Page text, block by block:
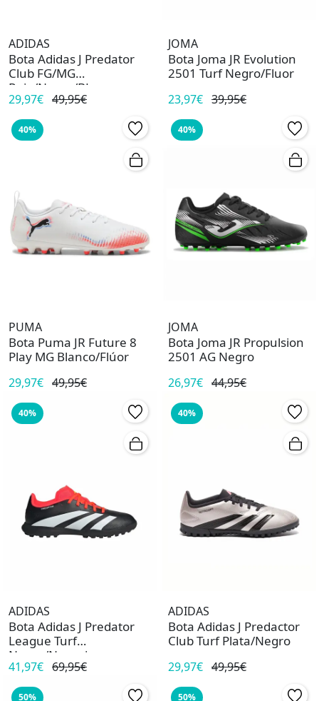
ADIDAS
Bota Adidas J Predator
Club FG/MG
Rojo/Negro/BL
29,97€ 49,95€
JOMA
Bota Joma JR Evolution
2501 Turf Negro/Fluor
23,97€ 39,95€
40%
PUMA
Bota Puma JR Future 8
Play MG Blanco/Flúor
29,97€ 49,95€
40%
JOMA
Bota Joma JR Propulsion
2501 AG Negro
26,97€ 44,95€
40%
ADIDAS
Bota Adidas J Predator
League Turf
Negro/Naranja
41,97€ 69,95€
40%
ADIDAS
Bota Adidas J Predactor
Club Turf Plata/Negro
29,97€ 49,95€
50% 50%